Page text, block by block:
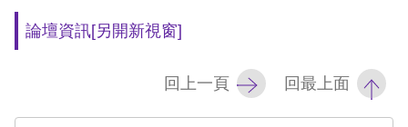
論壇資訊[另開新視窗]
回上一頁 回最上面